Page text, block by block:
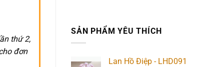
SẢN PHẨM YÊU THÍCH
Lan Hồ Điệp - LHD091
thứ 2,
đơn